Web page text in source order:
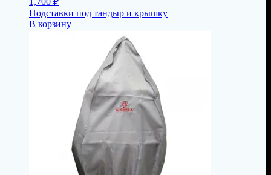
Подставки под тандыр и крышку
В корзину